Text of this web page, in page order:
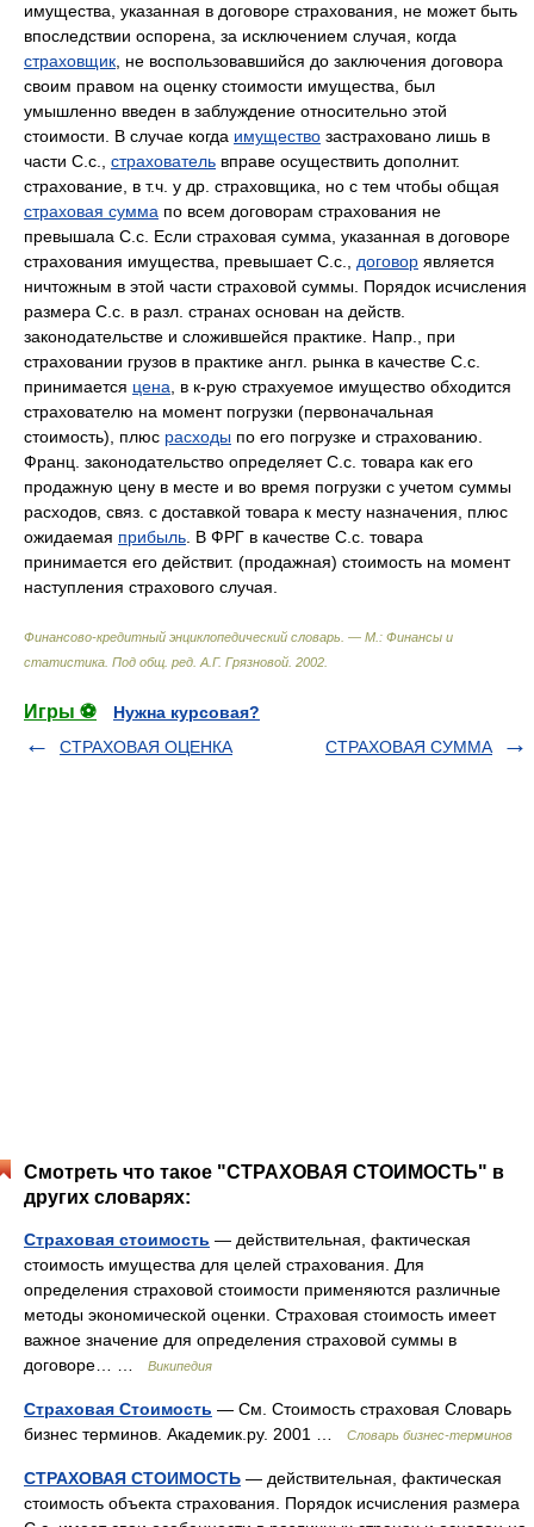
имущества, указанная в договоре страхования, не может быть
впоследствии оспорена, за исключением случая, когда
страховщик , не воспользовавшийся до заключения договора
своим правом на оценку стоимости имущества, был
умышленно введен в заблуждение относительно этой
стоимости. В случае когда имущество застраховано лишь в
части С.с., страхователь вправе осуществить дополнит.
страхование, в т.ч. у др. страховщика, но с тем чтобы общая
страховая сумма по всем договорам страхования не
превышала С.с. Если страховая сумма, указанная в договоре
страхования имущества, превышает С.с., договор является
ничтожным в этой части страховой суммы. Порядок исчисления
размера С.с. в разл. странах основан на действ.
законодательстве и сложившейся практике. Напр., при
страховании грузов в практике англ. рынка в качестве С.с.
принимается цена , в к-рую страхуемое имущество обходится
страхователю на момент погрузки (первоначальная
стоимость), плюс расходы по его погрузке и страхованию.
Франц. законодательство определяет С.с. товара как его
продажную цену в месте и во время погрузки с учетом суммы
расходов, связ. с доставкой товара к месту назначения, плюс
ожидаемая прибыль . В ФРГ в качестве С.с. товара
принимается его действит. (продажная) стоимость на момент
наступления страхового случая.
Финансово-кредитный энциклопедический словарь. — М.: Финансы и
статистика Под общ. ред. А.Г. Грязновой 2002
Игры ⚽
Нужна курсовая?
СТРАХОВАЯ ОЦЕНКА
СТРАХОВАЯ СУММА
Смотреть что такое "СТРАХОВАЯ СТОИМОСТЬ" в
других словарях:
Страховая стоимость — действительная, фактическая
стоимость имущества для целей страхования. Для
определения страховой стоимости применяются различные
методы экономической оценки. Страховая стоимость имеет
важное значение для определения страховой суммы в
договоре… …
Википедия
Страховая Стоимость — См. Стоимость страховая Словарь
бизнес терминов. Академик.ру. 2001 …
Словарь бизнес-терминов
СТРАХОВАЯ СТОИМОСТЬ — действительная, фактическая
стоимость объекта страхования. Порядок исчисления размера